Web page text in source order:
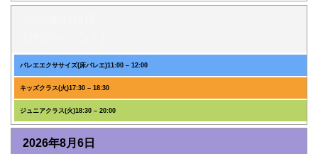
バレエエクササイズ(床バレエ)11:00 – 12:00
キッズクラス(火)17:30 – 18:30
ジュニアクラス(火)18:30 – 20:00
2026年8月6日